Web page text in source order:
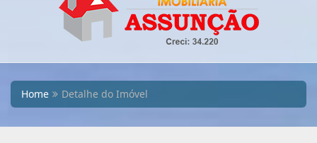
Home Detalhe do Imóvel